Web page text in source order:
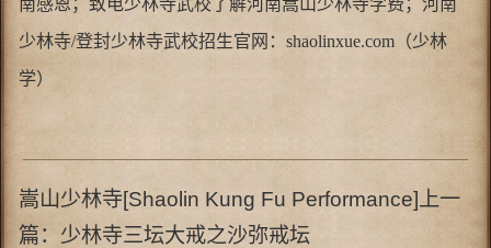
南感恩；致电少林寺武校了解河南嵩山少林寺学费；河南
少林寺/登封少林寺武校招生官网：shaolinxue.com（少林
学）
嵩山少林寺[Shaolin Kung Fu Performance]上一
篇： 少林寺三坛大戒之沙弥戒坛